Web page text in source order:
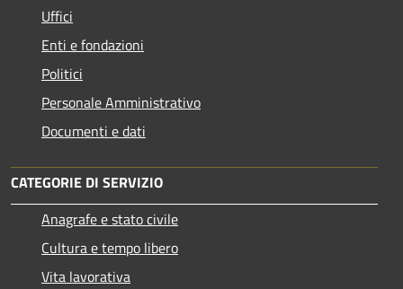
Uffici
Enti e fondazioni
Politici
Personale Amministrativo
Documenti e dati
CATEGORIE DI SERVIZIO
Anagrafe e stato civile
Cultura e tempo libero
Vita lavorativa